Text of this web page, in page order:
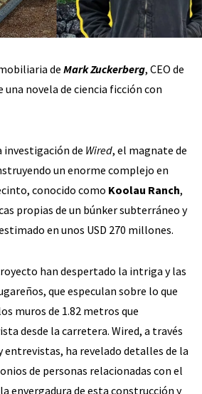
de Mark Zuckerberg, CEO de
una novela de ciencia ficción con
investigación de Wired, el magnate de
un enorme complejo en
conocido como Koolau Ranch,
propias de un búnker subterráneo y
en unos USD 270 millones.
han despertado la intriga y las
que especulan sobre lo que
muros de 1.82 metros que
desde la carretera. Wired, a través
entrevistas, ha revelado detalles de la
de personas relacionadas con el
envergadura de esta construcción y